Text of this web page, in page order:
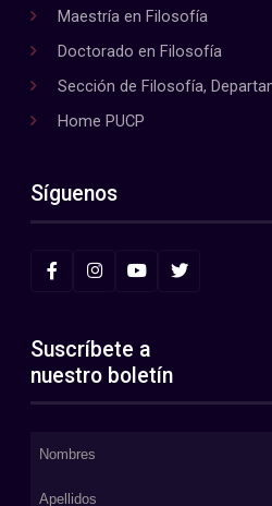
Maestría en Filosofía
Doctorado en Filosofía
Sección de Filosofía,
Home PUCP
Síguenos
Suscríbete a
nuestro boletín